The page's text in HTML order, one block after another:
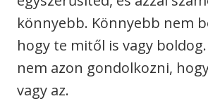
könnyebb. Könnyebb nem
hogy te mitől is vagy
nem azon gondolkozni,
vagy az.